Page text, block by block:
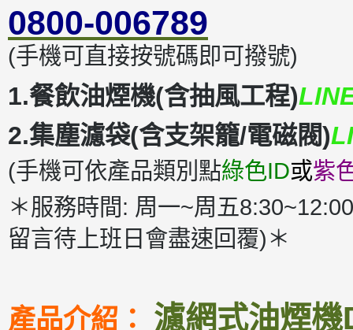
0800-006789
(手機可直接按號碼即可撥號)
1.餐飲油煙機(含抽風工程)
2.集塵濾袋(含支架籠/電磁閥)
(手機可依產品類別點綠色ID或紫
＊服務時間: 周一~周五
留言待上班日會盡速回覆)＊
產品介紹： 濾網式油煙